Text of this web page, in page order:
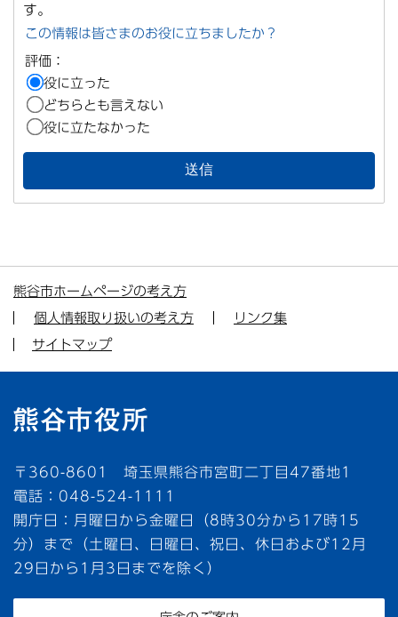
す。
この情報は皆さまのお役に立ちましたか？
評価：
役に立った
どちらとも言えない
役に立たなかった
熊谷市ホームページの考え方
個人情報取り扱いの考え方
リンク集
サイトマップ
〒360-8601 埼玉県熊谷市宮町二丁目47番地1
電話：048-524-1111
開庁日：月曜日から金曜日（8時30分から17時15
分）まで（土曜日、日曜日、祝日、休日および12月
29日から1月3日までを除く）